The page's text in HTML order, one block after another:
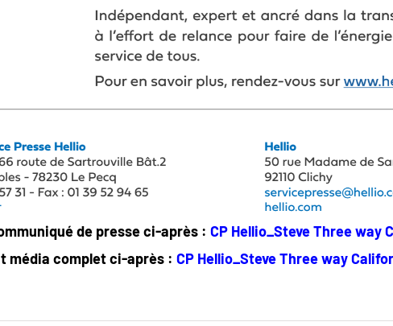
de presse ci-après : CP Hellio_Steve Three way
média complet ci-après : CP Hellio_Steve Three way